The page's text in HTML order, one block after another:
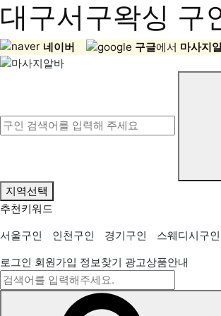
대구서구왁싱 구
네이버 구글에서 마사지
지역선택
추천키워드
서울구인
인천구인 경기구인
스웨디시구인
로그인 회원가입 정보찾기 광고상품안내